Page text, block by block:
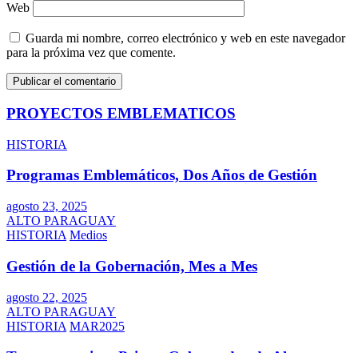
Web
Guarda mi nombre, correo electrónico y web en este navegador
para la próxima vez que comente.
PROYECTOS EMBLEMATICOS
HISTORIA
Programas Emblemáticos, Dos Años de Gestión
agosto 23, 2025
ALTO PARAGUAY
HISTORIA Medios
Gestión de la Gobernación, Mes a Mes
agosto 22, 2025
ALTO PARAGUAY
HISTORIA MAR2025